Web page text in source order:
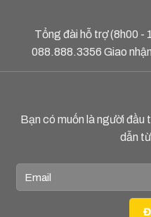
Tổng đài hỗ trợ (8h00 -
088.888.3356 Giao
Bạn có muốn là người đầu
dẫn